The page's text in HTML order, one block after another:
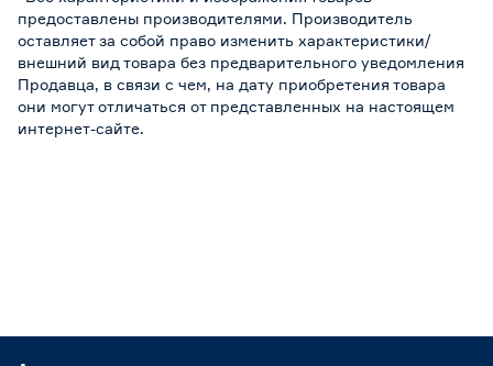
предоставлены производителями. Производитель
оставляет за собой право изменить характеристики/
внешний вид товара без предварительного уведомления
Продавца, в связи с чем, на дату приобретения товара
они могут отличаться от представленных на настоящем
интернет-сайте.